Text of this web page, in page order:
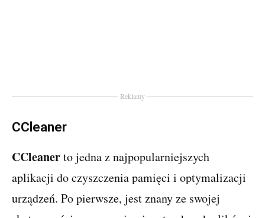
Reklamy
CCleaner
CCleanerto jedna z najpopularniejszych
aplikacji do czyszczenia pamięci i optymalizacji
urządzeń. Po pierwsze, jest znany ze swojej